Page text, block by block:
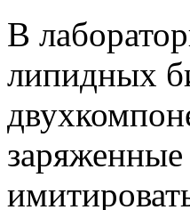
В
липидных